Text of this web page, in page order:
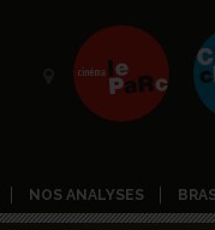
NOS ANALYSES